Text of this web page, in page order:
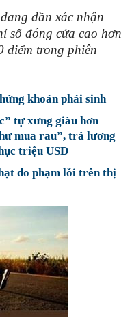
dần xác nhận
số đóng cửa cao hơn
điểm trong phiên
khoán phái sinh
tự xưng giàu hơn
mua rau”, trả lương
triệu USD
do phạm lỗi trên thị